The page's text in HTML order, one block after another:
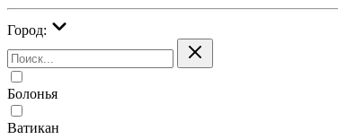
Город:
Болонья
Ватикан